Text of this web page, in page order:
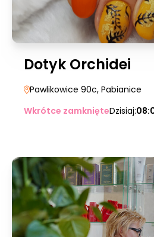
Dotyk Orchidei
Pawlikowice 90c, Pabianice
Wkrótce zamknięteDzisiaj: